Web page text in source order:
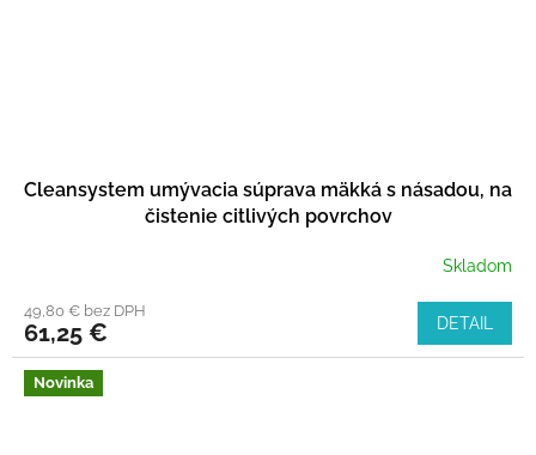
Cleansystem umývacia súprava mäkká s násadou, na
čistenie citlivých povrchov
Skladom
49,80 € bez DPH
61,25 € DETAIL
Novinka